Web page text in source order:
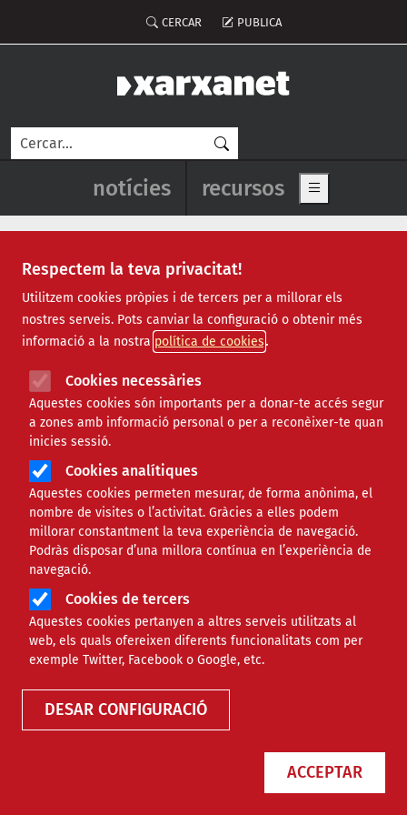
Respectem la teva privacitat!
Utilitzem cookies pròpies i de tercers per a millorar els
nostres serveis. Pots canviar la configuració o obtenir més
informació a la nostra política de cookies
Cookies necessàries
Aquestes cookies són importants per a donar-te accés segur
a zones amb informació personal o per a reconèixer-te quan
inicies sessió.
Cookies analítiques
Aquestes cookies permeten mesurar, de forma anònima, el
nombre de visites o l’activitat. Gràcies a elles podem
millorar constantment la teva experiència de navegació.
Podràs disposar d’una millora contínua en l’experiència de
navegació.
Cookies de tercers
Aquestes cookies pertanyen a altres serveis utilitzats al
web, els quals ofereixen diferents funcionalitats com per
exemple Twitter, Facebook o Google, etc.
DESAR CONFIGURACIÓ
ACCEPTAR
Menú del compte d'usuari
CERCAR PUBLICA
Cerca
Navegació principal de
notícies recursos Show main
Notícies
Totes | Ambiental | Comunitari | Cultural | Social
|
Internacional | Projectes | Jurídic | Tecnològic
Formació